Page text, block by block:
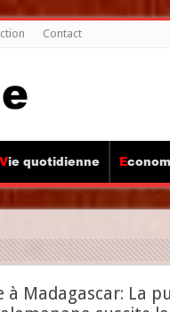
Contact
Vie quotidienne
à Madagascar: La